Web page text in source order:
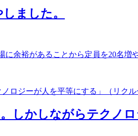
ました。
余裕があることから定員を20名増
しかしながらテクノ